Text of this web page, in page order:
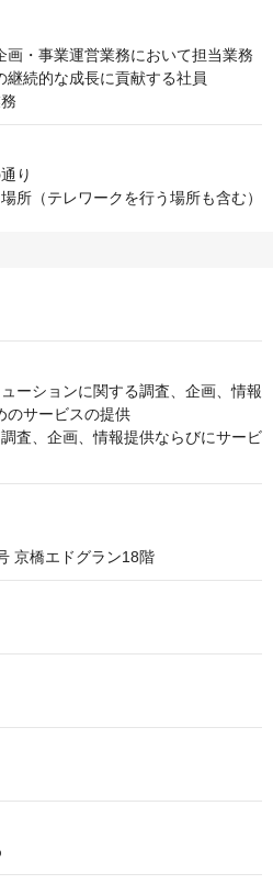
・事業運営業務において担当業務
続的な成長に貢献する社員
り
所（テレワークを行う場所も含む）
ーションに関する調査、企画、情報
のサービスの提供
査、企画、情報提供ならびにサービ
京橋エドグラン18階